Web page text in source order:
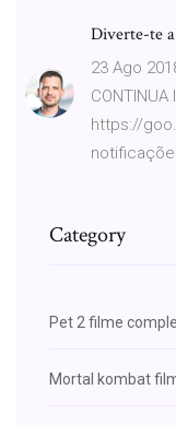
Diverte-te
23 Ago
https://
Category
Pet 2 filme
Mortal kombat